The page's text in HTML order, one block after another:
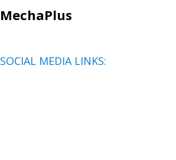
MechaPlus
SOCIAL MEDIA LINKS: